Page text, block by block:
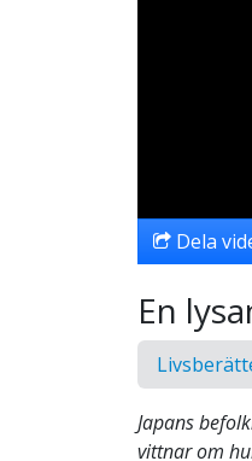
Dela
En
Japans
vittnar om